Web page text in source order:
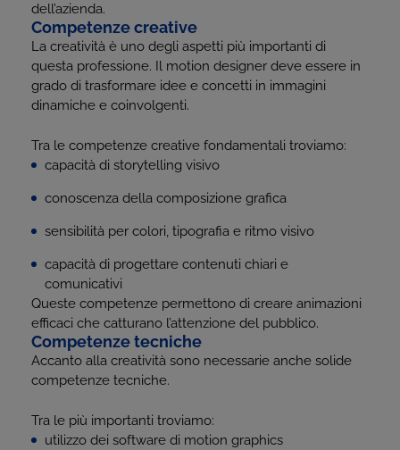
dell’azienda.
Competenze creative
La creatività è uno degli aspetti più importanti di
questa professione. Il motion designer deve essere in
grado di trasformare idee e concetti in immagini
dinamiche e coinvolgenti.
Tra le competenze creative fondamentali troviamo:
capacità di storytelling visivo
conoscenza della composizione grafica
sensibilità per colori, tipografia e ritmo visivo
capacità di progettare contenuti chiari e
comunicativi
Queste competenze permettono di creare animazioni
efficaci che catturano l’attenzione del pubblico.
Competenze tecniche
Accanto alla creatività sono necessarie anche solide
competenze tecniche.
Tra le più importanti troviamo:
utilizzo dei software di motion graphics